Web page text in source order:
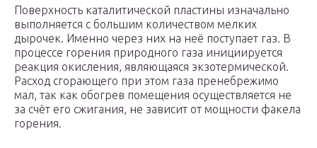
Поверхность каталитической пластины изначально
выполняется с большим количеством мелких
дырочек. Именно через них на неё поступает газ. В
процессе горения природного газа инициируется
реакция окисления, являющаяся экзотермической.
Расход сгорающего при этом газа пренебрежимо
мал, так как обогрев помещения осуществляется не
за счёт его сжигания, не зависит от мощности факела
горения.